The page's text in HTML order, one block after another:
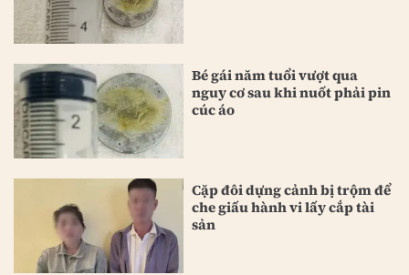
Bé gái năm tuổi vượt qua
nguy cơ sau khi nuốt phải pin
cúc áo
Cặp đôi dựng cảnh bị trộm để
che giấu hành vi lấy cắp tài
sản